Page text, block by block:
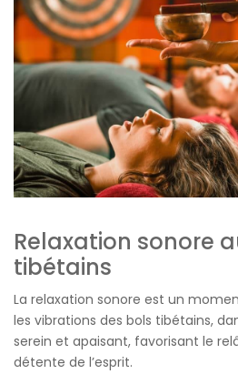
Relaxation sonore
tibétains
La relaxation sonore est un
les vibrations des bols tibétains,
serein et apaisant, favorisant le
détente de l’esprit.